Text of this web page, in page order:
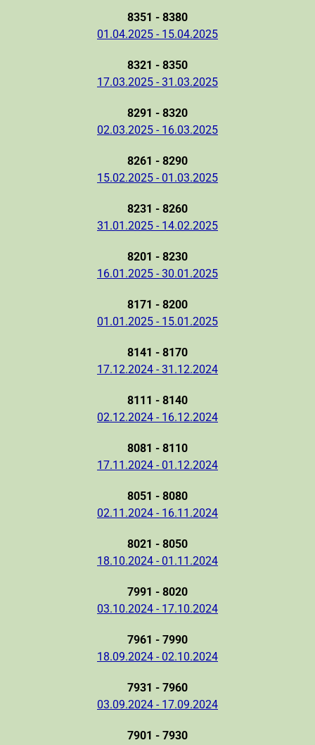
8351 - 8380
01.04.2025 - 15.04.2025
8321 - 8350
17.03.2025 - 31.03.2025
8291 - 8320
02.03.2025 - 16.03.2025
8261 - 8290
15.02.2025 - 01.03.2025
8231 - 8260
31.01.2025 - 14.02.2025
8201 - 8230
16.01.2025 - 30.01.2025
8171 - 8200
01.01.2025 - 15.01.2025
8141 - 8170
17.12.2024 - 31.12.2024
8111 - 8140
02.12.2024 - 16.12.2024
8081 - 8110
17.11.2024 - 01.12.2024
8051 - 8080
02.11.2024 - 16.11.2024
8021 - 8050
18.10.2024 - 01.11.2024
7991 - 8020
03.10.2024 - 17.10.2024
7961 - 7990
18.09.2024 - 02.10.2024
7931 - 7960
03.09.2024 - 17.09.2024
7901 - 7930